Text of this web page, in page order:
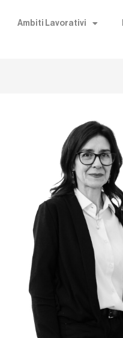
Ambiti Lavorativi